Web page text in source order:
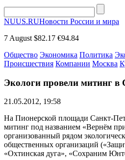
NUUS.RUНовости России и мира
7 August $82.17 €94.84
Общество Экономика Политика
Происшествия Компании Москва
Экологи провели митинг в
21.05.2012, 19:58
На Пионерской площади Санкт-
митинг под названием «Вернём
организованный рядом
общественных организаций
«Охтинская дуга», «Сохраним